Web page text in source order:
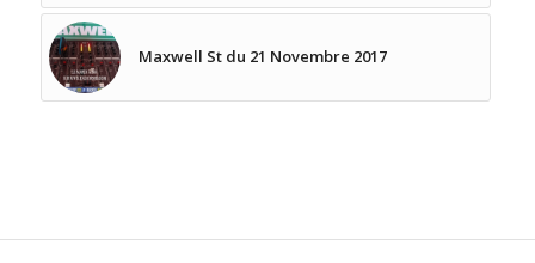
Maxwell St du 21 Novembre 2017